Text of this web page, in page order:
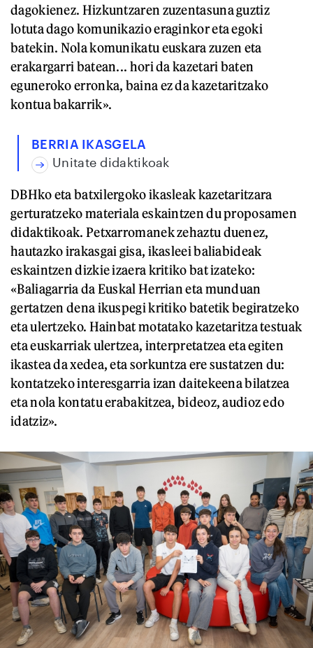
dagokienez. Hizkuntzaren zuzentasuna guztiz
lotuta dago komunikazio eraginkor eta egoki
batekin. Nola komunikatu euskara zuzen eta
erakargarri batean... hori da kazetari baten
eguneroko erronka, baina ez da kazetaritzako
kontua bakarrik».
BERRIA IKASGELA
Unitate didaktikoak
DBHko eta batxilergoko ikasleak kazetaritzara
gerturatzeko materiala eskaintzen du proposamen
didaktikoak. Petxarromanek zehaztu duenez,
hautazko irakasgai gisa, ikasleei baliabideak
eskaintzen dizkie izaera kritiko bat izateko:
«Baliagarria da Euskal Herrian eta munduan
gertatzen dena ikuspegi kritiko batetik begiratzeko
eta ulertzeko. Hainbat motatako kazetaritza testuak
eta euskarriak ulertzea, interpretatzea eta egiten
ikastea da xedea, eta sorkuntza ere sustatzen du:
kontatzeko interesgarria izan daitekeena bilatzea
eta nola kontatu erabakitzea, bideoz, audioz edo
idatziz».